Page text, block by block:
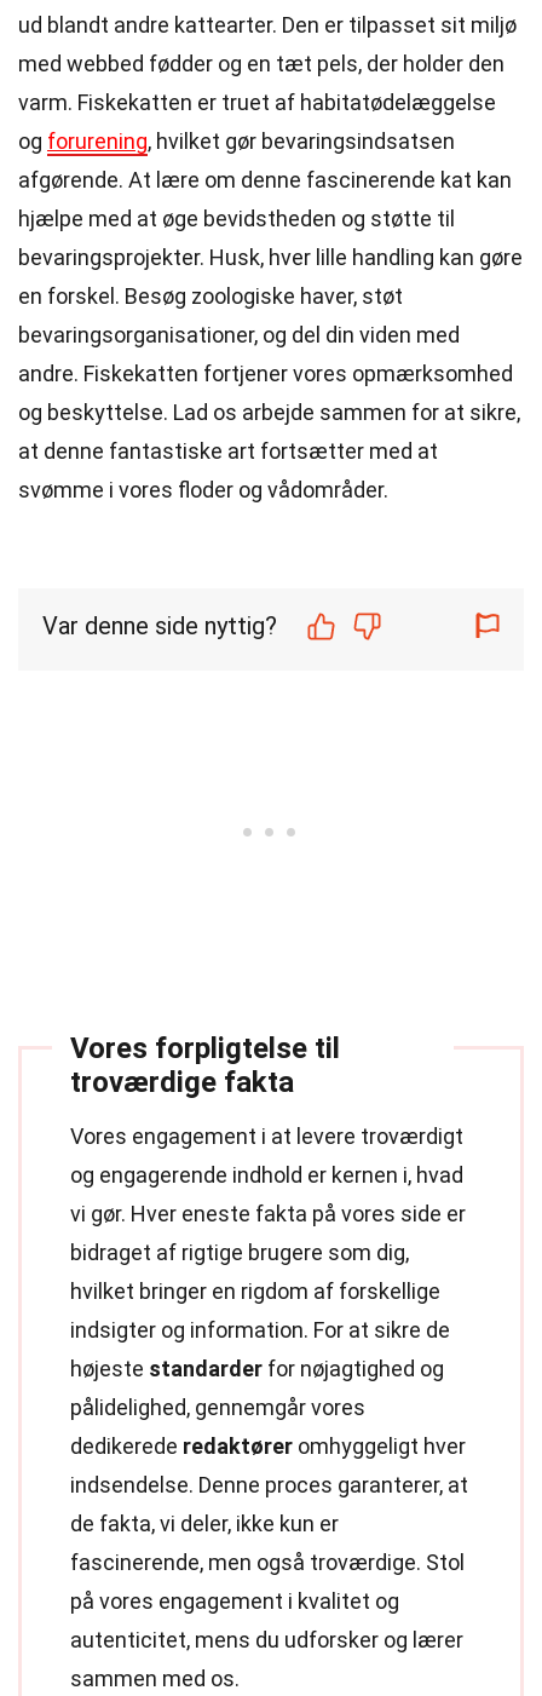
ud blandt andre kattearter. Den er tilpasset sit miljø
med webbed fødder og en tæt pels, der holder den
varm. Fiskekatten er truet af habitatødelæggelse
og forurening, hvilket gør bevaringsindsatsen
afgørende. At lære om denne fascinerende kat kan
hjælpe med at øge bevidstheden og støtte til
bevaringsprojekter. Husk, hver lille handling kan gøre
en forskel. Besøg zoologiske haver, støt
bevaringsorganisationer, og del din viden med
andre. Fiskekatten fortjener vores opmærksomhed
og beskyttelse. Lad os arbejde sammen for at sikre,
at denne fantastiske art fortsætter med at
svømme i vores floder og vådområder.
Var denne side nyttig?
Vores forpligtelse til
troværdige fakta
Vores engagement i at levere troværdigt
og engagerende indhold er kernen i, hvad
vi gør. Hver eneste fakta på vores side er
bidraget af rigtige brugere som dig,
hvilket bringer en rigdom af forskellige
indsigter og information. For at sikre de
højeste standarder for nøjagtighed og
pålidelighed, gennemgår vores
dedikerede redaktører omhyggeligt hver
indsendelse. Denne proces garanterer, at
de fakta, vi deler, ikke kun er
fascinerende, men også troværdige. Stol
på vores engagement i kvalitet og
autenticitet, mens du udforsker og lærer
sammen med os.